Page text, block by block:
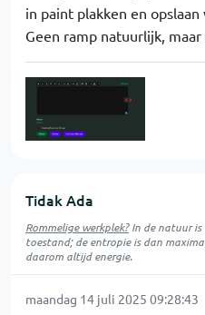
in paint plakken en opslaan
Geen ramp natuurlijk,
Tidak Ada
Rommelige werkplek?In de natuur is
toestand; de entropie is dan
daarom altijd energie.
maandag 14 juli 2025 09:28:43